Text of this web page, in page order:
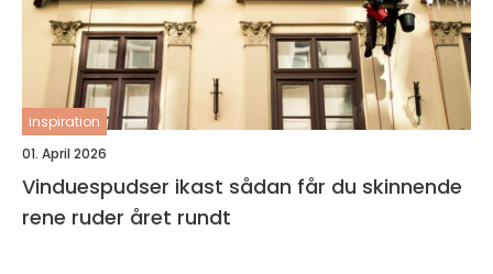
inspiration
01. April 2026
Vinduespudser ikast sådan får du skinnende
rene ruder året rundt